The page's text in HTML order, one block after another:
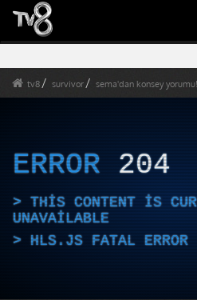
tv8 survivor sema'dan konsey
ERROR 204
THIS CONTENT IS
UNAVAILABLE
HLS.JS FATAL ERROR